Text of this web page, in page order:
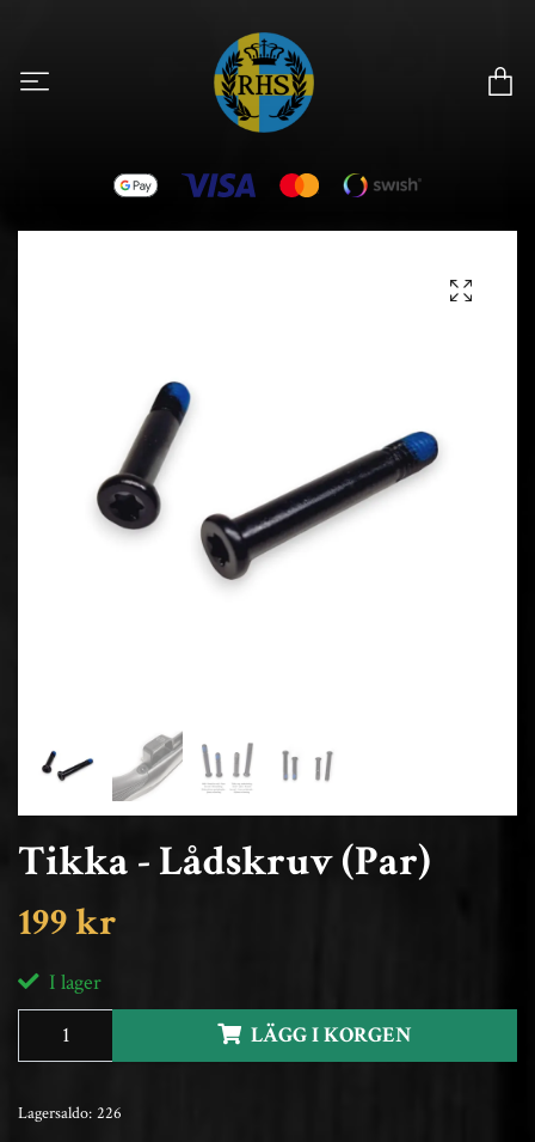
Tikka - Lådskruv (Par)
199 kr
I lager
LÄGG I KORGEN
Lagersaldo: 226